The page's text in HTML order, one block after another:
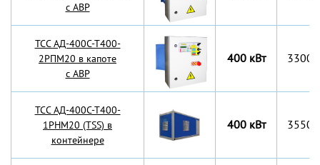
с АВР
TCC АД-400С-Т400-
2РПМ20 в капоте
с АВР
400 кВт
TCC АД-400С-Т400-
1РНМ20 (TSS) в
контейнере
400 кВт